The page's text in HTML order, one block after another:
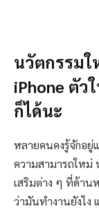
นวัตกรรมใ
iPhone ตัว
ก็ได้นะ
หลายคนคงรู้จักอยู่
ความสามารถให
เสริมต่าง ๆ ที่ด้าน
ว่ามันทำงานยังไง